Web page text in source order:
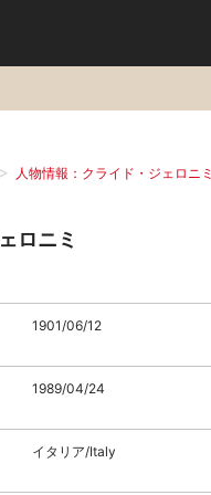
人物情報：クライド・ジェロニミ
ロニミ
1901/06/12
1989/04/24
イタリア/Italy